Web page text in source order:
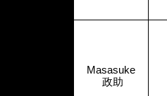
Masasuke
政助